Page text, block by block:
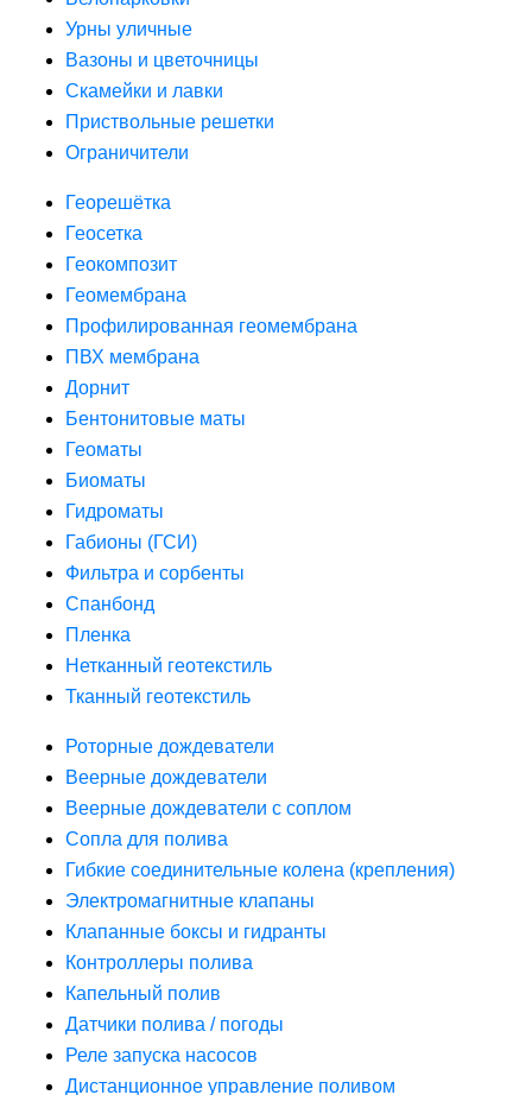
Урны уличные
Вазоны и цветочницы
Скамейки и лавки
Приствольные решетки
Ограничители
Георешётка
Геосетка
Геокомпозит
Геомембрана
Профилированная геомембрана
ПВХ мембрана
Дорнит
Бентонитовые маты
Геоматы
Биоматы
Гидроматы
Габионы (ГСИ)
Фильтра и сорбенты
Спанбонд
Пленка
Нетканный геотекстиль
Тканный геотекстиль
Роторные дождеватели
Веерные дождеватели
Веерные дождеватели с соплом
Сопла для полива
Гибкие соединительные колена (крепления)
Электромагнитные клапаны
Клапанные боксы и гидранты
Контроллеры полива
Капельный полив
Датчики полива / погоды
Реле запуска насосов
Дистанционное управление поливом